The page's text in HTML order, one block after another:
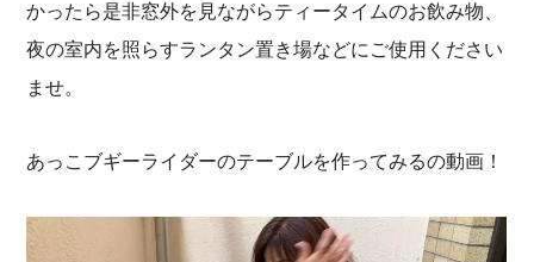
かったら是非窓外を見ながらティータイムのお飲み物、
夜の室内を照らすランタン置き場などにご使用ください
ませ。
あっこブギーライダーのテーブルを作ってみるの動画！